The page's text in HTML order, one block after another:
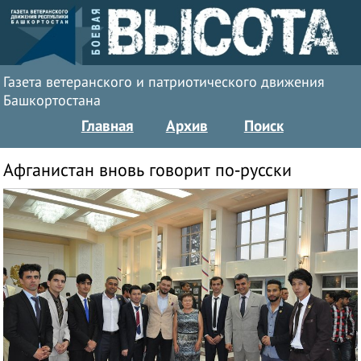
Газета ветеранского и патриотического движения
Башкортостана
Главная Архив Поиск
Афганистан вновь говорит по-русски